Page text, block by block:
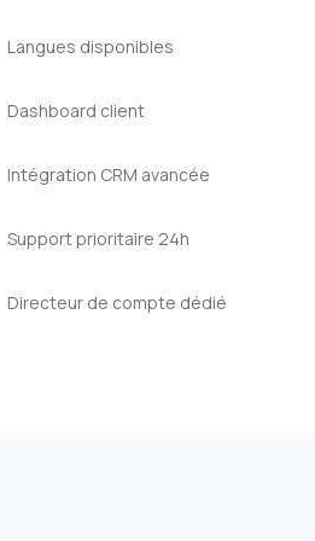
Langues disponibles
Dashboard client
Intégration CRM avancée
Support prioritaire 24h
Directeur de compte dédié